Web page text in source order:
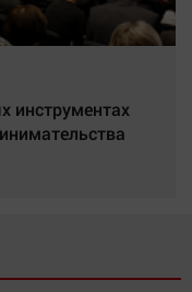
инструментах